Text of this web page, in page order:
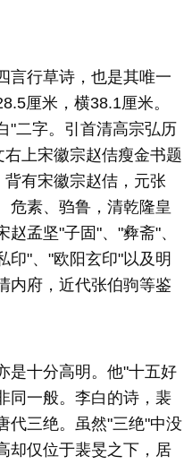
言行草诗，也是其唯一
厘米，横38.1厘米。
"二字。引首清高宗弘历
上宋徽宗赵佶瘦金书题
有宋徽宗赵佶，元张
危素、驺鲁，清乾隆皇
孟坚"子固"、"彜斋"、
印"、"欧阳玄印"以及明
内府，近代张伯驹等鉴
是十分高明。他"十五好
同一般。李白的诗，裴
代三绝。虽然"三绝"中没
却仅位于裴旻之下，居